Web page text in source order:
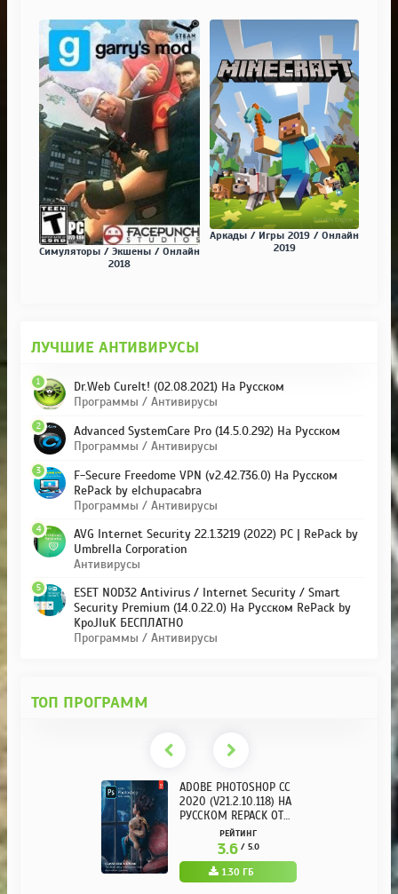
Симуляторы / Экшены / Онлайн
2018
Аркады / Игры 2019 / Онлайн
2019
ЛУЧШИЕ АНТИВИРУСЫ
Dr.Web CureIt! (02.08.2021) На Русском
Программы / Антивирусы
1
Advanced SystemCare Pro (14.5.0.292) На Русском
Программы / Антивирусы
2
F-Secure Freedome VPN (v2.42.736.0) На Русском
RePack by elchupacabra
Программы / Антивирусы
3
AVG Internet Security 22.1.3219 (2022) PC | RePack by
Umbrella Corporation
Антивирусы
4
ESET NOD32 Antivirus / Internet Security / Smart
Security Premium (14.0.22.0) На Русском RePack by
KpoJIuK БЕСПЛАТНО
Программы / Антивирусы
5
ТОП ПРОГРАММ
ADOBE PHOTOSHOP CC
2020 (V21.2.10.118) НА
РУССКОМ REPACK ОТ
KPOJIUKРЕЙТИНГ
3.6/ 5.0
1.30 ГБ